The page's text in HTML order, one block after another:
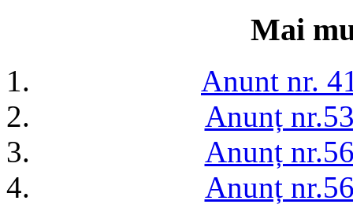
Mai
Anunt nr.
Anunț
Anunț
Anunț